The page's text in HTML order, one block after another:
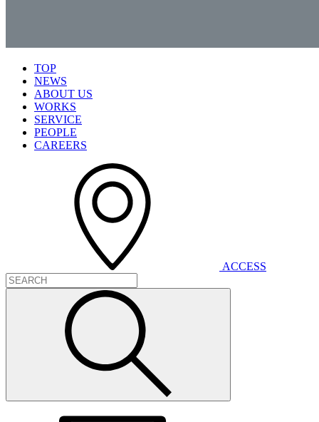
TOP
NEWS
ABOUT US
WORKS
SERVICE
PEOPLE
CAREERS
ACCESS